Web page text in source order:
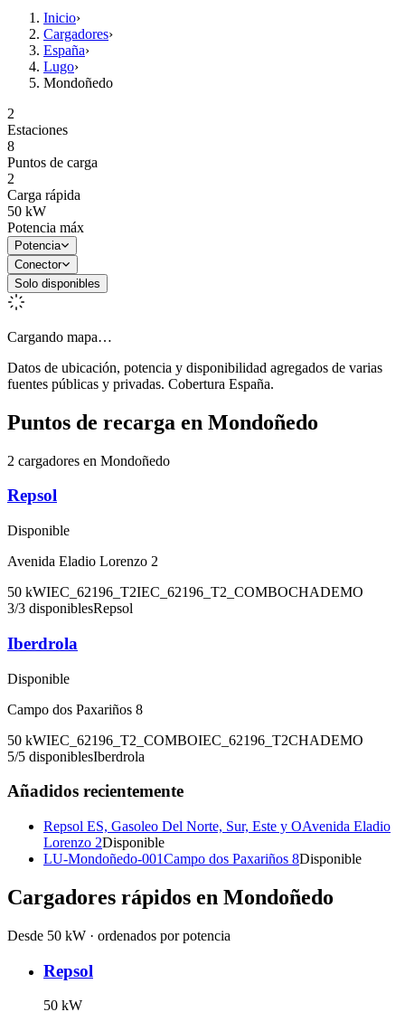
Inicio›
Cargadores›
España›
Lugo›
Mondoñedo
2
Estaciones
8
Puntos de carga
2
Carga rápida
50 kW
Potencia máx
Potencia
Conector
Solo disponibles
Cargando mapa…
Datos de ubicación, potencia y disponibilidad agregados de varias
fuentes públicas y privadas. Cobertura España.
Puntos de recarga en Mondoñedo
2 cargadores en Mondoñedo
Repsol
Disponible
Avenida Eladio Lorenzo 2
50 kWIEC_62196_T2IEC_62196_T2_COMBOCHADEMO
3/3 disponiblesRepsol
Iberdrola
Disponible
Campo dos Paxariños 8
50 kWIEC_62196_T2_COMBOIEC_62196_T2CHADEMO
5/5 disponiblesIberdrola
Añadidos recientemente
Repsol ES, Gasoleo Del Norte, Sur, Este y OAvenida Eladio
Lorenzo 2Disponible
LU-Mondoñedo-001Campo dos Paxariños 8Disponible
Cargadores rápidos en Mondoñedo
Desde 50 kW · ordenados por potencia
Repsol
50 kW